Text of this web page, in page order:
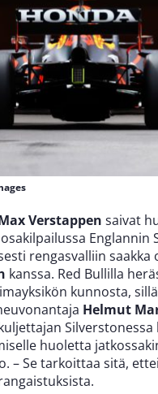
Verstappen saivat
rengasvalliin
kanssa. Red Bullilla
kunnosta,
Helmut
huoletta
– Se tarkoittaa sitä,